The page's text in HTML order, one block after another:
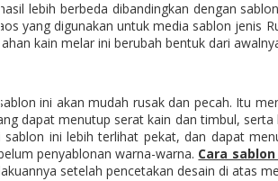
lebih berbeda dibandingkan dengan
yang digunakan untuk media sablon
kain melar ini berubah bentuk dari
ini akan mudah rusak dan pecah. Itu
dapat menutup serat kain dan timbul,
ini lebih terlihat pekat, dan dapat
penyablonan warna-warna. Cara
setelah pencetakan desain di atas